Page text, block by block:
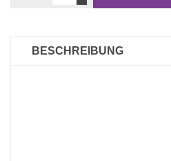
BESCHREIBUNG